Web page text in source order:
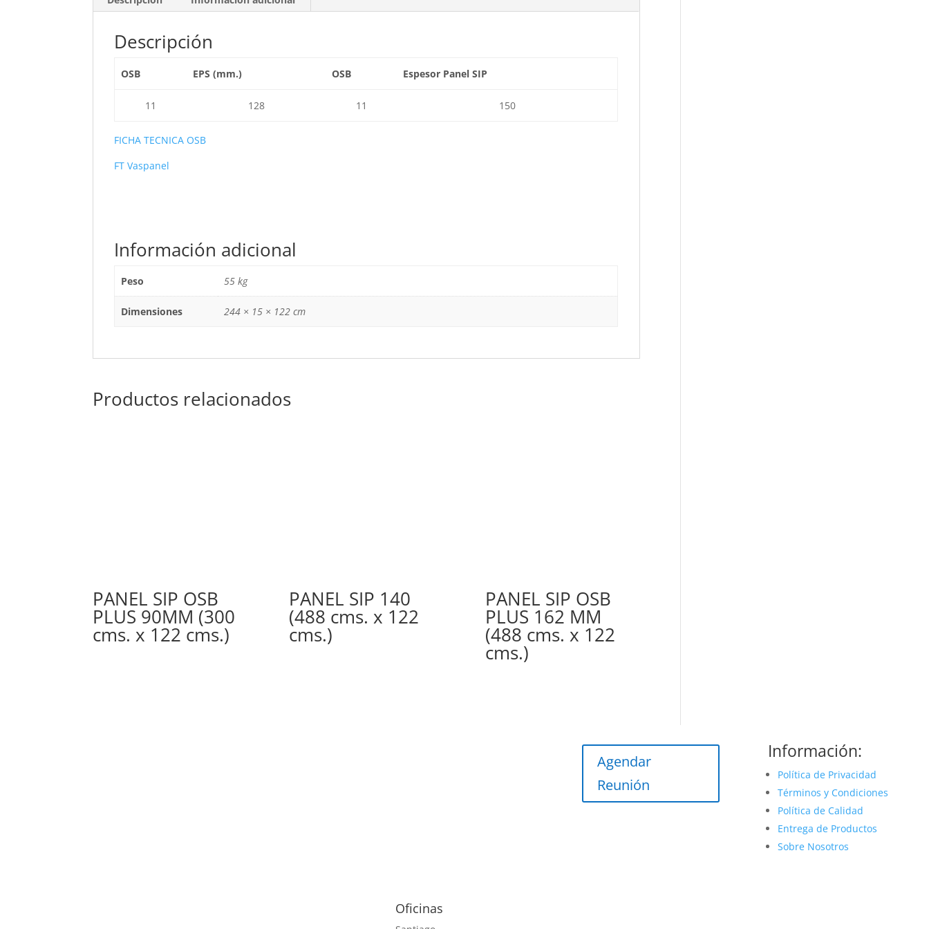
Descripción
OSB EPS (mm.) OSB Espesor Panel SIP
11 128 11 150
FICHA TECNICA OSB
FT Vaspanel
Información adicional
Peso 55 kg
Dimensiones 244 × 15 × 122 cm
Productos relacionados
PANEL SIP OSB
PLUS 90MM (300
cms. x 122 cms.)
PANEL SIP 140
(488 cms. x 122
cms.)
PANEL SIP OSB
PLUS 162 MM
(488 cms. x 122
cms.)
Oficinas
Agendar
Reunión
Información:
Política de Privacidad
Términos y Condiciones
Política de Calidad
Entrega de Productos
Sobre Nosotros